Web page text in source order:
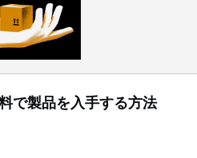
で製品を入手する方法